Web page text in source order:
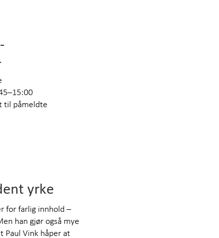
til påmeldte
yrke
for farlig innhold –
han gjør også mye
Paul Vink håper at